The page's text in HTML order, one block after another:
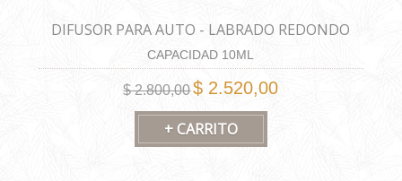
DIFUSOR PARA AUTO - LABRADO REDONDO
CAPACIDAD 10ML
$ 2.800,00$ 2.520,00